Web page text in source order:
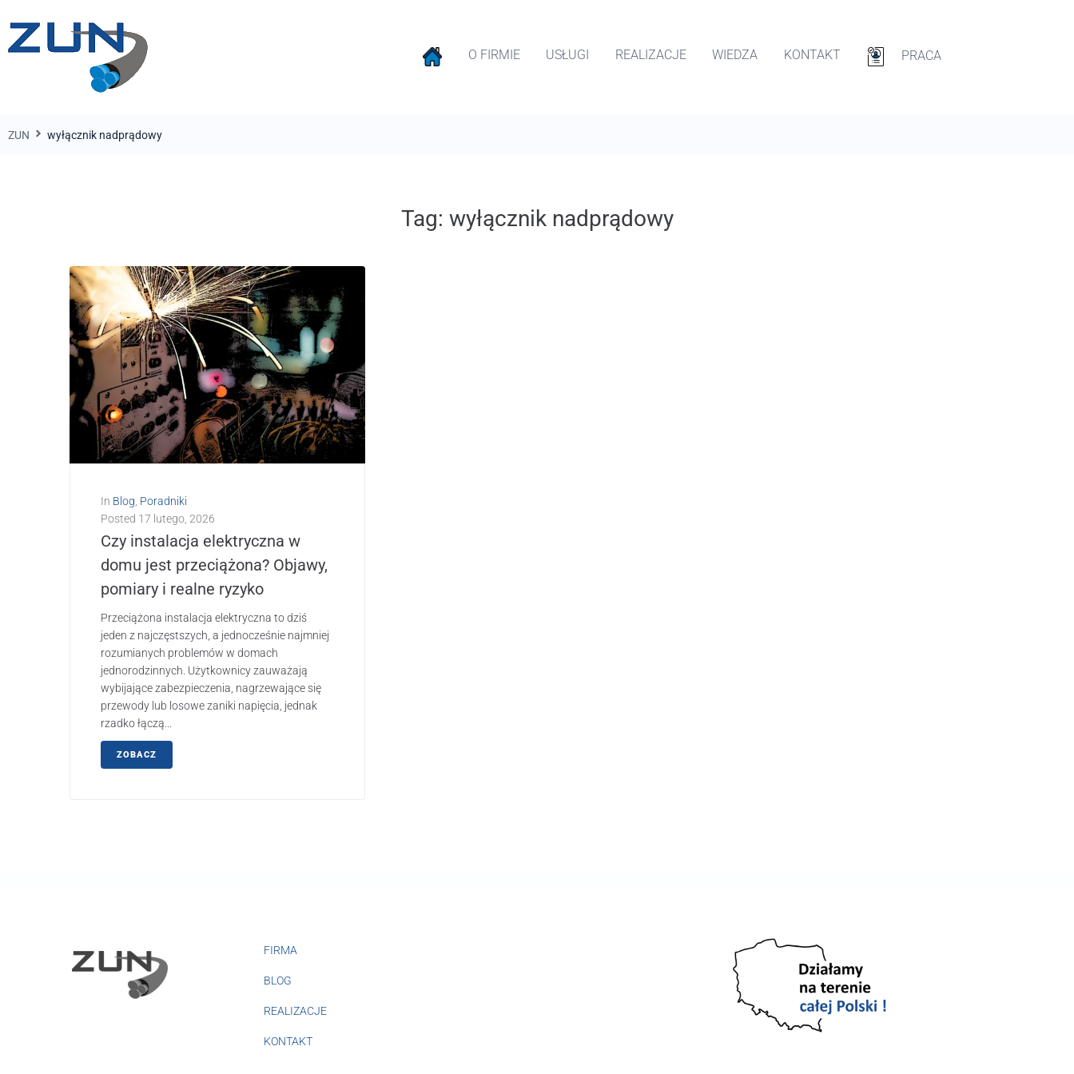
O FIRMIE USŁUGI REALIZACJE WIEDZA KONTAKT PRACA
ZUN wyłącznik nadprądowy
Tag: wyłącznik nadprądowy
In Blog Poradniki
Posted 17 lutego, 2026
Czy instalacja elektryczna w
domu jest przeciążona? Objawy,
pomiary i realne ryzyko
Przeciążona instalacja elektryczna to dziś
jeden z najczęstszych, a jednocześnie najmniej
rozumianych problemów w domach
jednorodzinnych. Użytkownicy zauważają
wybijające zabezpieczenia, nagrzewające się
przewody lub losowe zaniki napięcia, jednak
rzadko łączą...
ZOBACZ
FIRMA
BLOG
REALIZACJE
KONTAKT